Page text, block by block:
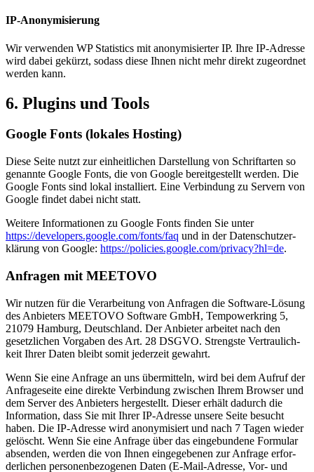
IP-Anony­mi­sie­rung
Wir ver­wen­den WP Sta­tis­tics mit anony­mi­sier­ter IP. Ihre IP-Adres­se
wird dabei gekürzt, sodass die­se Ihnen nicht mehr direkt zuge­ord­net
wer­den kann.
6. Plug­ins und Tools
Goog­le Fonts (loka­les Hos­ting)
Die­se Sei­te nutzt zur ein­heit­li­chen Dar­stel­lung von Schrift­ar­ten so
genann­te Goog­le Fonts, die von Goog­le bereit­ge­stellt wer­den. Die
Goog­le Fonts sind lokal instal­liert. Eine Ver­bin­dung zu Ser­vern von
Goog­le fin­det dabei nicht statt.
Wei­te­re Infor­ma­tio­nen zu Goog­le Fonts fin­den Sie unter
https://developers.google.com/fonts/faq und in der Daten­schutz­er­
klä­rung von Goog­le: https://policies.google.com/privacy?hl=de.
Anfra­gen mit MEETOVO
Wir nut­zen für die Ver­ar­bei­tung von Anfra­gen die Soft­ware-Lösung
des Anbie­ters MEETOVO Soft­ware GmbH, Tem­po­wer­kring 5,
21079 Ham­burg, Deutsch­land. Der Anbie­ter arbei­tet nach den
gesetz­li­chen Vor­ga­ben des Art. 28 DSGVO. Strengs­te Ver­trau­lich­
keit Ihrer Daten bleibt somit jeder­zeit gewahrt.
Wenn Sie eine Anfra­ge an uns über­mit­teln, wird bei dem Auf­ruf der
Anfra­ge­sei­te eine direk­te Ver­bin­dung zwi­schen Ihrem Brow­ser und
dem Ser­ver des Anbie­ters her­ge­stellt. Die­ser erhält dadurch die
Infor­ma­ti­on, dass Sie mit Ihrer IP-Adres­se unse­re Sei­te besucht
haben. Die IP-Adres­se wird anony­mi­siert und nach 7 Tagen wie­der
gelöscht. Wenn Sie eine Anfra­ge über das ein­ge­bun­de­ne For­mu­lar
absen­den, wer­den die von Ihnen ein­ge­ge­be­nen zur Anfra­ge erfor­
der­li­chen per­so­nen­be­zo­ge­nen Daten (E‑Mail-Adres­se, Vor- und